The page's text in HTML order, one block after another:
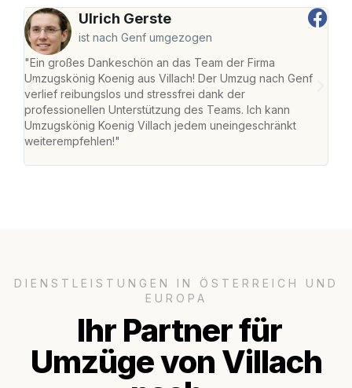
Ulrich Gerste
ist nach Genf umgezogen
"Ein großes Dankeschön an das Team der Firma
Umzugskönig Koenig aus Villach! Der Umzug nach Genf
verlief reibungslos und stressfrei dank der
professionellen Unterstützung des Teams. Ich kann
Umzugskönig Koenig Villach jedem uneingeschränkt
weiterempfehlen!"
DIENSTLEISTUNGEN IN ÖSTERREICH UND
EUROPA
Ihr Partner für
Umzüge von Villach